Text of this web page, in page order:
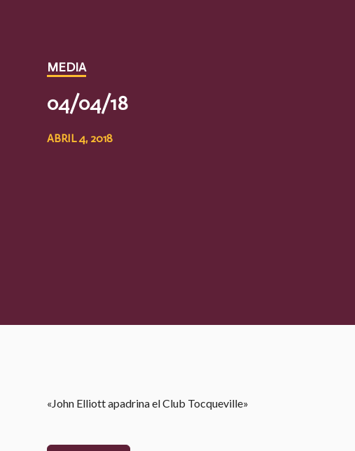
MEDIA
​04/04/18
ABRIL 4, 2018
«John Elliott apadrina el Club Tocqueville»